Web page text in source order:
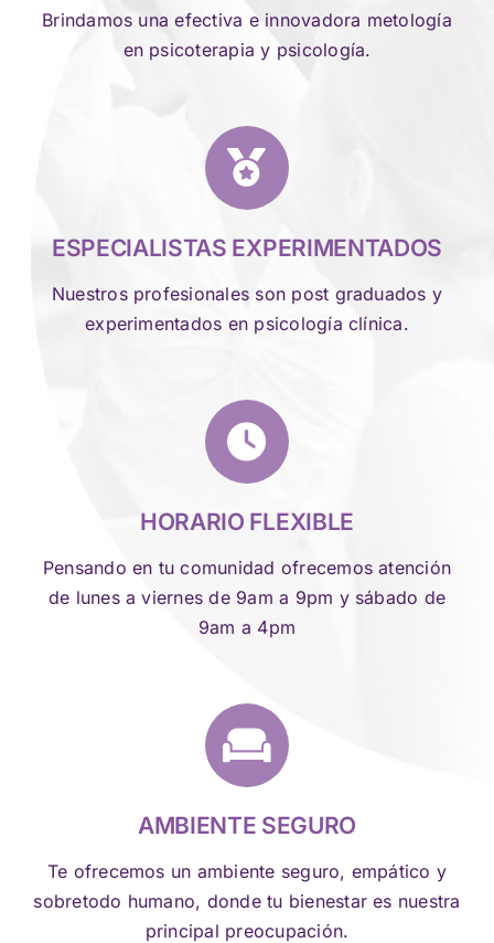
Brindamos una efectiva e innovadora metología
en psicoterapia y psicología.
ESPECIALISTAS EXPERIMENTADOS
Nuestros profesionales son post graduados y
experimentados en psicología clínica.
HORARIO FLEXIBLE
Pensando en tu comunidad ofrecemos atención
de lunes a viernes de 9am a 9pm y sábado de
9am a 4pm
AMBIENTE SEGURO
Te ofrecemos un ambiente seguro, empático y
sobretodo humano, donde tu bienestar es nuestra
principal preocupación.